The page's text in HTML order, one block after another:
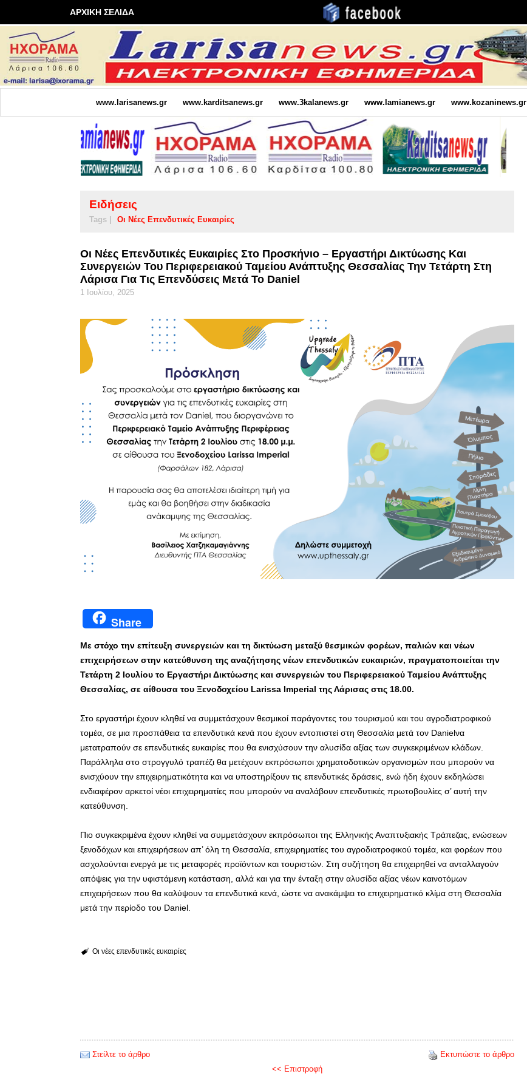
ΑΡΧΙΚΗ ΣΕΛΙΔΑ
www.larisanews.gr www.karditsanews.gr www.3kalanews.gr www.lamianews.gr www.kozaninews.gr
Ειδήσεις
Tags | Οι Νέες Επενδυτικές Ευκαιρίες
Οι Νέες Επενδυτικές Ευκαιρίες Στο Προσκήνιο – Εργαστήρι Δικτύωσης Και
Συνεργειών Του Περιφερειακού Ταμείου Ανάπτυξης Θεσσαλίας Την Τετάρτη Στη
Λάρισα Για Τις Επενδύσεις Μετά Το Daniel
1 Ιουλίου, 2025
Share
Με στόχο την επίτευξη συνεργειών και τη δικτύωση μεταξύ θεσμικών φορέων, παλιών και νέων
επιχειρήσεων στην κατεύθυνση της αναζήτησης νέων επενδυτικών ευκαιριών, πραγματοποιείται την
Τετάρτη 2 Ιουλίου το Εργαστήρι Δικτύωσης και συνεργειών του Περιφερειακού Ταμείου Ανάπτυξης
Θεσσαλίας, σε αίθουσα του Ξενοδοχείου Larissa Imperial της Λάρισας στις 18.00.
Στο εργαστήρι έχουν κληθεί να συμμετάσχουν θεσμικοί παράγοντες του τουρισμού και του αγροδιατροφικού
τομέα, σε μια προσπάθεια τα επενδυτικά κενά που έχουν εντοπιστεί στη Θεσσαλία μετά τον Danielνα
μετατραπούν σε επενδυτικές ευκαιρίες που θα ενισχύσουν την αλυσίδα αξίας των συγκεκριμένων κλάδων.
Παράλληλα στο στρογγυλό τραπέζι θα μετέχουν εκπρόσωποι χρηματοδοτικών οργανισμών που μπορούν να
ενισχύουν την επιχειρηματικότητα και να υποστηρίξουν τις επενδυτικές δράσεις, ενώ ήδη έχουν εκδηλώσει
ενδιαφέρον αρκετοί νέοι επιχειρηματίες που μπορούν να αναλάβουν επενδυτικές πρωτοβουλίες σ’ αυτή την
κατεύθυνση.
Πιο συγκεκριμένα έχουν κληθεί να συμμετάσχουν εκπρόσωποι της Ελληνικής Αναπτυξιακής Τράπεζας, ενώσεων
ξενοδόχων και επιχειρήσεων απ’ όλη τη Θεσσαλία, επιχειρηματίες του αγροδιατροφικού τομέα, και φορέων που
ασχολούνται ενεργά με τις μεταφορές προϊόντων και τουριστών. Στη συζήτηση θα επιχειρηθεί να ανταλλαγούν
απόψεις για την υφιστάμενη κατάσταση, αλλά και για την ένταξη στην αλυσίδα αξίας νέων καινοτόμων
επιχειρήσεων που θα καλύψουν τα επενδυτικά κενά, ώστε να ανακάμψει το επιχειρηματικό κλίμα στη Θεσσαλία
μετά την περίοδο του Daniel.
Οι νέες επενδυτικές ευκαιρίες
Στείλτε το άρθρο
Εκτυπώστε το άρθρο
<< Επιστροφή